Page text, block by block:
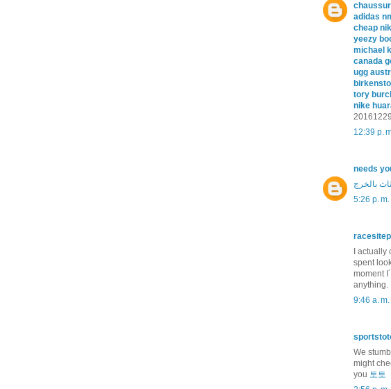
adidas
cheap
yeezy
michael
canada
ugg
tory
nike
20161229
12:39 p.
needs
بالخرج
5:26 p. m.
I
spent
moment
anything.
9:46 a. m.
We
might
you 토토